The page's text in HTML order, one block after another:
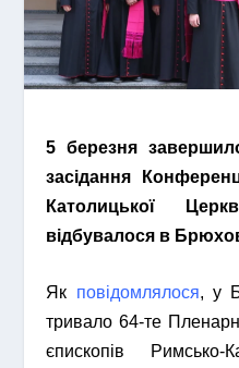
5 березня
засідання
Католицької
відбувалося в
Як повідомлялося, у
тривало 64-те
єпископів